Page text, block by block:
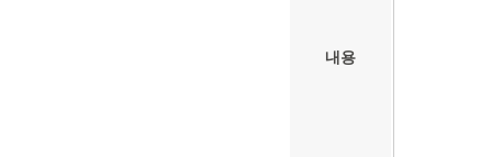
내용